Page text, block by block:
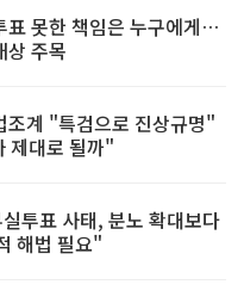
표 못한 책임은 누구에게…
상 주목
조계 "특검으로 진상규명"
제대로 될까"
투표 사태, 분노 확대보다
해법 필요"